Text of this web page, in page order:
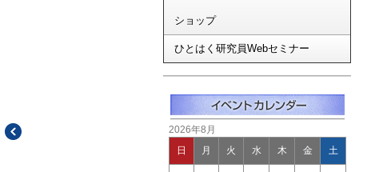
ショップ
ひとはく研究員Webセミナー
2026年8月
日 月 火 水 木 金 土